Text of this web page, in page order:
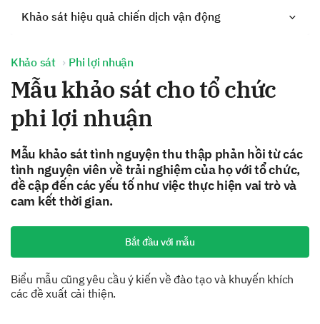
Khảo sát hiệu quả chiến dịch vận động
Khảo sát Phi lợi nhuận
Mẫu khảo sát cho tổ chức
phi lợi nhuận
Mẫu khảo sát tình nguyện thu thập phản hồi từ các
tình nguyện viên về trải nghiệm của họ với tổ chức,
đề cập đến các yếu tố như việc thực hiện vai trò và
cam kết thời gian.
Bắt đầu với mẫu
Biểu mẫu cũng yêu cầu ý kiến về đào tạo và khuyến khích
các đề xuất cải thiện.